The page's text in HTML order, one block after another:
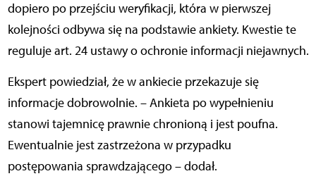
dopiero po przejściu weryfikacji, która w pierwszej
kolejności odbywa się na podstawie ankiety. Kwestie te
reguluje art. 24 ustawy o ochronie informacji niejawnych.
Ekspert powiedział, że w ankiecie przekazuje się
informacje dobrowolnie. – Ankieta po wypełnieniu
stanowi tajemnicę prawnie chronioną i jest poufna.
Ewentualnie jest zastrzeżona w przypadku
postępowania sprawdzającego – dodał.